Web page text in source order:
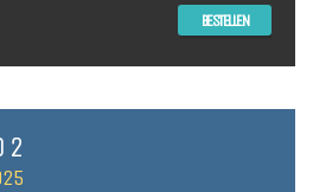
BESTELLEN
2